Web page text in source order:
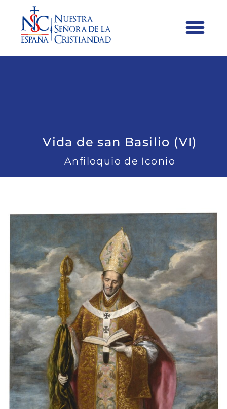
Vida de san Basilio (VI)
Anfiloquio de Iconio